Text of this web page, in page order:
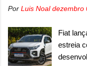
SUV, o
possui
com
laterais.
dois
da
Por Luis Noal dezembro
Fiat
estreia